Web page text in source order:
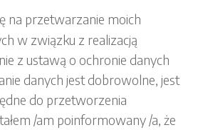
na przetwarzanie moich
w związku z realizacją
z ustawą o ochronie danych
danych jest dobrowolne, jest
do przetworzenia
/am poinformowany /a, że